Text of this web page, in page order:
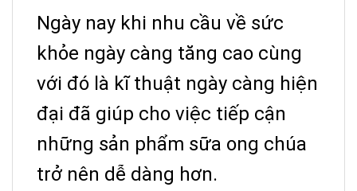
Ngày nay khi nhu cầu về sức
khỏe ngày càng tăng cao cùng
với đó là kĩ thuật ngày càng hiện
đại đã giúp cho việc tiếp cận
những sản phẩm sữa ong chúa
trở nên dễ dàng hơn.